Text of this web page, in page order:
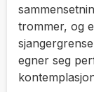
trommer, og
egner seg